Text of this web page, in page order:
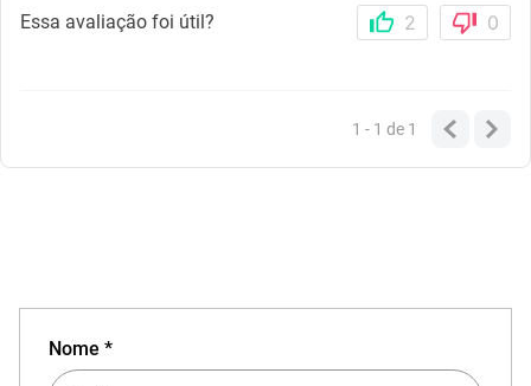
Essa avaliação foi útil? 2 0
1 - 1de 1
Nome *